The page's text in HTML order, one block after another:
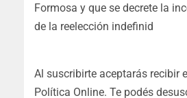
Formosa y que se decrete la
de la reelección indefinid
Al suscribirte aceptarás recibir
Política Online. Te podés